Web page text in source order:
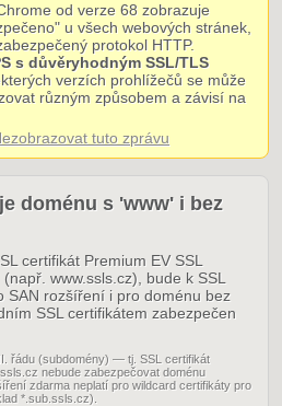
od verze 68 zobrazuje
u všech webových stránek,
protokol HTTP.
s důvěryhodným SSL/TLS
verzích prohlížečů se může
různým způsobem a závisí na
tuto zprávu
doménu s 'www' i bez
certifikát Premium EV SSL
www.ssls.cz), bude k SSL
SAN rozšíření i pro doménu bez
SSL certifikátem zabezpečen
řádu (subdomény) — tj. SSL certifikát
nebude zabezpečovat doménu
zdarma neplatí pro wildcard certifikáty pro
*.sub.ssls.cz).